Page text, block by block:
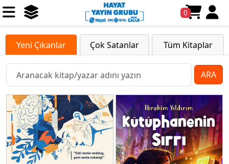
0
Yeni Çıkanlar Çok Satanlar Tüm Kitaplar
ARA